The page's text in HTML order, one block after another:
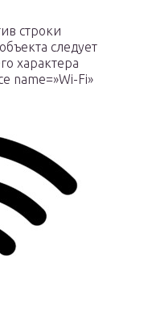
строки
следует
характера
name=»Wi-Fi»